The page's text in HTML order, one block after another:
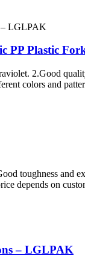
PP Plastic
2.Good
colors and
toughness and
depends on
– LGLPAK